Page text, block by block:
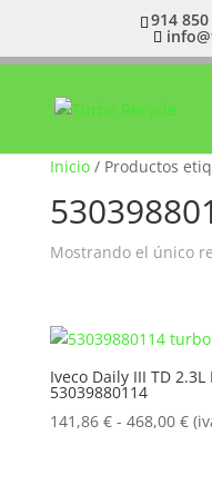
914
Inicio/ Productos
Mostrando el único
Iveco Daily III TD 2.3L
53039880114
141,86 € - 468,00 €